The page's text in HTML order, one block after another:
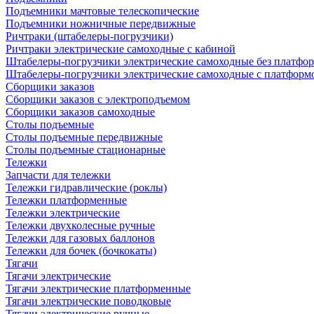
Подъемники мачтовые телескопические
Подъемники ножничные передвижные
Ричтраки (штабелеры-погрузчики)
Ричтраки электрические самоходные с кабиной
Штабелеры-погрузчики электрические самоходные без
Штабелеры-погрузчики электрические самоходные с
Сборщики заказов
Сборщики заказов с электроподъемом
Сборщики заказов самоходные
Столы подъемные
Столы подъемные передвижные
Столы подъемные стационарные
Тележки
Запчасти для тележки
Тележки гидравлические (роклы)
Тележки платформенные
Тележки электрические
Тележки двухколесные ручные
Тележки для газовых баллонов
Тележки для бочек (бочкокаты)
Тягачи
Тягачи электрические
Тягачи электрические платформенные
Тягачи электрические поводковые